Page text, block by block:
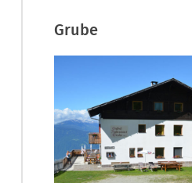
Grube